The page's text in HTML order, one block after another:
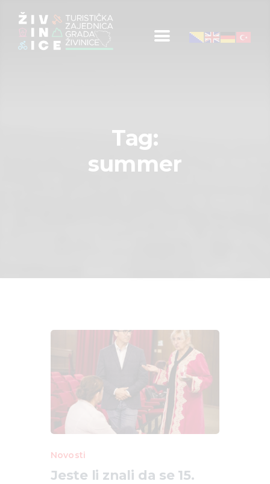
Tag:
summer
Novosti
Jeste li znali da se 15.